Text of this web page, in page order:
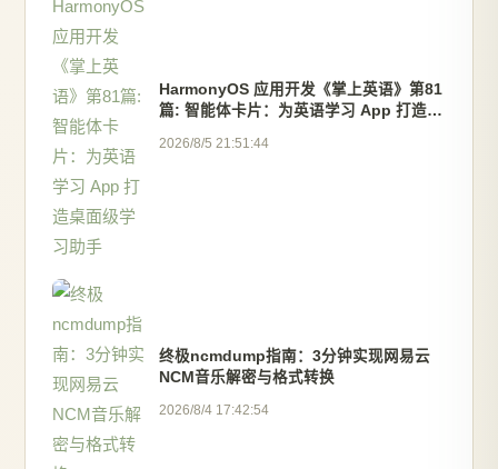
HarmonyOS 应用开发《掌上英语》第81
篇: 智能体卡片：为英语学习 App 打造桌
2026/8/5 21:51:44
终极ncmdump指南：3分钟实现网易云
NCM音乐解密与格式转换
2026/8/4 17:42:54